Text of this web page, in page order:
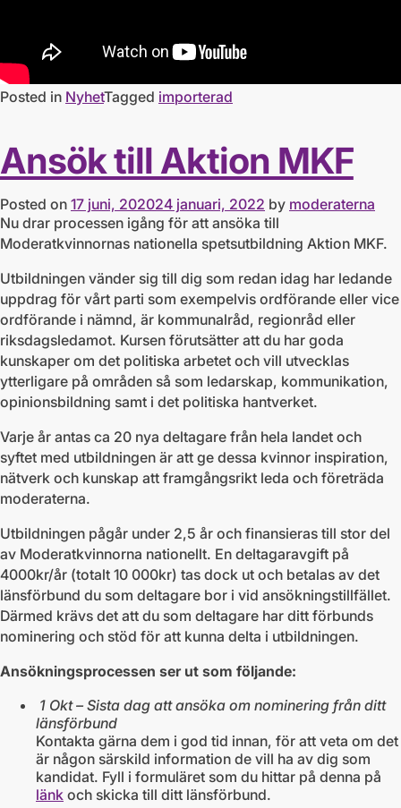
Posted in NyhetTagged importerad
Ansök till Aktion MKF
Posted on 17 juni, 202024 januari, 2022 by moderaterna
Nu drar processen igång för att ansöka till
Moderatkvinnornas nationella spetsutbildning Aktion MKF.
Utbildningen vänder sig till dig som redan idag har ledande
uppdrag för vårt parti som exempelvis ordförande eller vice
ordförande i nämnd, är kommunalråd, regionråd eller
riksdagsledamot. Kursen förutsätter att du har goda
kunskaper om det politiska arbetet och vill utvecklas
ytterligare på områden så som ledarskap, kommunikation,
opinionsbildning samt i det politiska hantverket.
Varje år antas ca 20 nya deltagare från hela landet och
syftet med utbildningen är att ge dessa kvinnor inspiration,
nätverk och kunskap att framgångsrikt leda och företräda
moderaterna.
Utbildningen pågår under 2,5 år och finansieras till stor del
av Moderatkvinnorna nationellt. En deltagaravgift på
4000kr/år (totalt 10 000kr) tas dock ut och betalas av det
länsförbund du som deltagare bor i vid ansökningstillfället.
Därmed krävs det att du som deltagare har ditt förbunds
nominering och stöd för att kunna delta i utbildningen.
Ansökningsprocessen ser ut som följande:
1 Okt – Sista dag att ansöka om nominering från ditt
länsförbund
Kontakta gärna dem i god tid innan, för att veta om det
är någon särskild information de vill ha av dig som
kandidat. Fyll i formuläret som du hittar på denna på
länk och skicka till ditt länsförbund.